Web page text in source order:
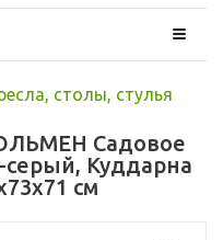
столы, стулья
Садовое
серый, Куддарна
см